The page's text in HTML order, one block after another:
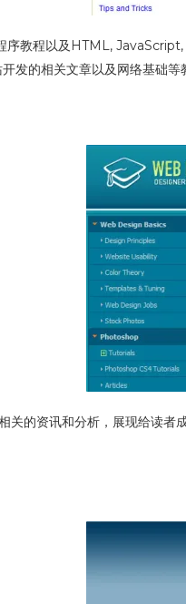
教程以及HTML,
的相关文章以及网络基础等
的资讯和分析，展现给读者